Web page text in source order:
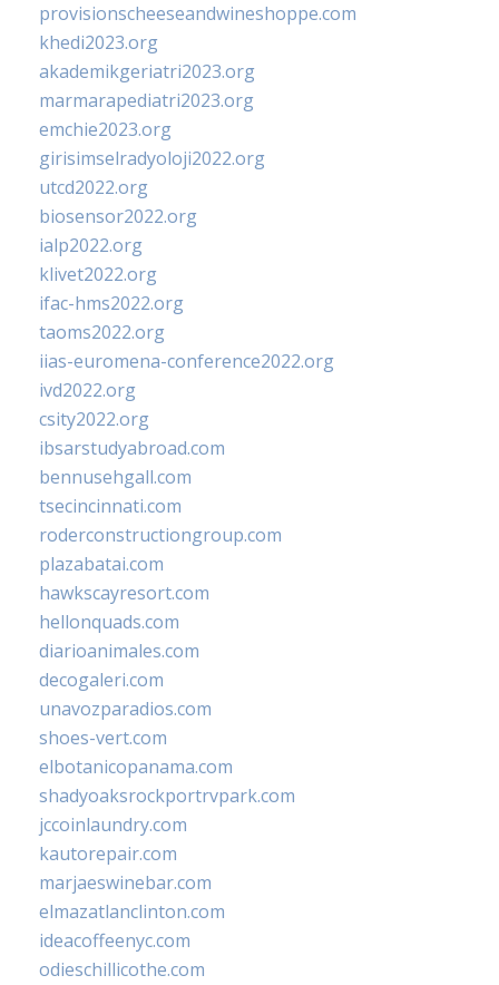
provisionscheeseandwineshoppe.com
khedi2023.org
akademikgeriatri2023.org
marmarapediatri2023.org
emchie2023.org
girisimselradyoloji2022.org
utcd2022.org
biosensor2022.org
ialp2022.org
klivet2022.org
ifac-hms2022.org
taoms2022.org
iias-euromena-conference2022.org
ivd2022.org
csity2022.org
ibsarstudyabroad.com
bennusehgall.com
tsecincinnati.com
roderconstructiongroup.com
plazabatai.com
hawkscayresort.com
hellonquads.com
diarioanimales.com
decogaleri.com
unavozparadios.com
shoes-vert.com
elbotanicopanama.com
shadyoaksrockportrvpark.com
jccoinlaundry.com
kautorepair.com
marjaeswinebar.com
elmazatlanclinton.com
ideacoffeenyc.com
odieschillicothe.com